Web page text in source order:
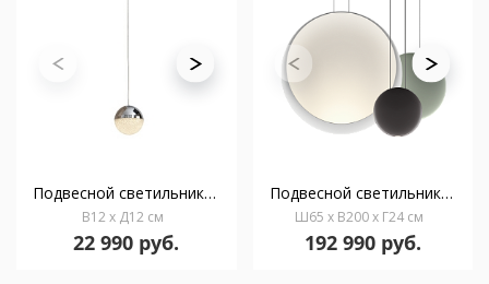
Подвесной светильник Sphere 1L Ø12 хром
В12 x Д12 см
22 990 руб.
Подвесной светильник Cosmos 2511 2700 K
Ш65 x В200 x Г24 см
192 990 руб.